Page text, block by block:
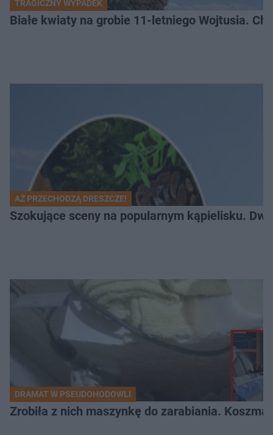
TRAGICZNY WYPADEK
Białe kwiaty na grobie 11-letniego Wojtusia.
AŻ PRZECHODZĄ DRESZCZE!
Szokujące sceny na popularnym kąpielisku.
DRAMAT W PSEUDOHODOWLI
Zrobiła z nich maszynkę do zarabiania.